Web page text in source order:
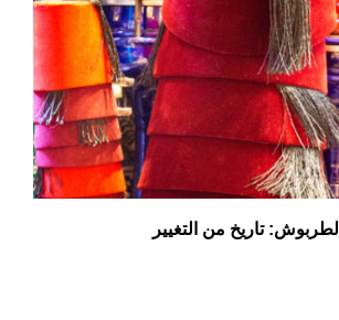
الطربوش: تاريخ من التغيير